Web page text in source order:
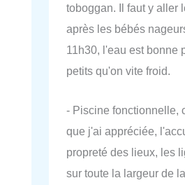
toboggan. Il faut y aller
après les bébés
11h30, l'eau est bonne
petits qu'on vite froid.
- Piscine fonctionnelle,
que j'ai appréciée,
propreté des lieux, les
sur toute la largeur de